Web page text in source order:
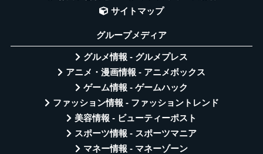
サイトマップ
グループメディア
グルメ情報 - グルメプレス
アニメ・漫画情報 - アニメボックス
ゲーム情報 - ゲームハック
ファッション情報 - ファッショントレンド
美容情報 - ビューティーポスト
スポーツ情報 - スポーツマニア
マネー情報 - マネーゾーン